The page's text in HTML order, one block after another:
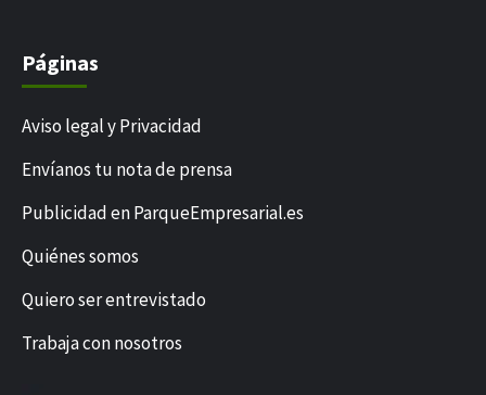
Páginas
Aviso legal y Privacidad
Envíanos tu nota de prensa
Publicidad en ParqueEmpresarial.es
Quiénes somos
Quiero ser entrevistado
Trabaja con nosotros